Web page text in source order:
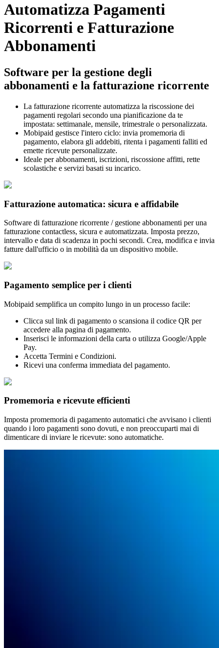
Automatizza Pagamenti
Ricorrenti e Fatturazione
Abbonamenti
Software per la gestione degli
abbonamenti e la fatturazione ricorrente
La fatturazione ricorrente automatizza la riscossione dei
pagamenti regolari secondo una pianificazione da te
impostata: settimanale, mensile, trimestrale o personalizzata.
Mobipaid gestisce l'intero ciclo: invia promemoria di
pagamento, elabora gli addebiti, ritenta i pagamenti falliti ed
emette ricevute personalizzate.
Ideale per abbonamenti, iscrizioni, riscossione affitti, rette
scolastiche e servizi basati su incarico.
Fatturazione automatica: sicura e affidabile
Software di fatturazione ricorrente / gestione abbonamenti per una
fatturazione contactless, sicura e automatizzata. Imposta prezzo,
intervallo e data di scadenza in pochi secondi. Crea, modifica e invia
fatture dall'ufficio o in mobilità da un dispositivo mobile.
Pagamento semplice per i clienti
Mobipaid semplifica un compito lungo in un processo facile:
Clicca sul link di pagamento o scansiona il codice QR per
accedere alla pagina di pagamento.
Inserisci le informazioni della carta o utilizza Google/Apple
Pay.
Accetta Termini e Condizioni.
Ricevi una conferma immediata del pagamento.
Promemoria e ricevute efficienti
Imposta promemoria di pagamento automatici che avvisano i clienti
quando i loro pagamenti sono dovuti, e non preoccuparti mai di
dimenticare di inviare le ricevute: sono automatiche.